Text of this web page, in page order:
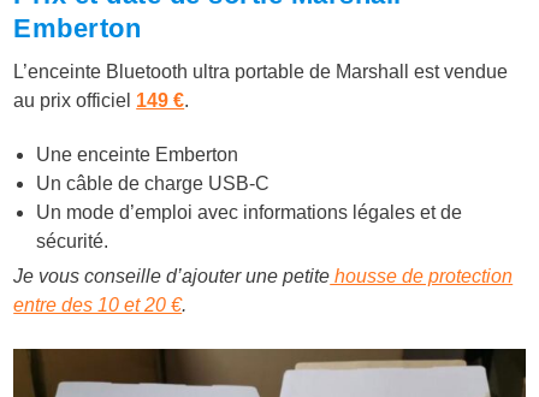
Emberton
L’enceinte Bluetooth ultra portable de Marshall est vendue
au prix officiel 149 €.
Une enceinte Emberton
Un câble de charge USB-C
Un mode d’emploi avec informations légales et de
sécurité.
Je vous conseille d’ajouter une petite housse de protection
entre des 10 et 20 €.